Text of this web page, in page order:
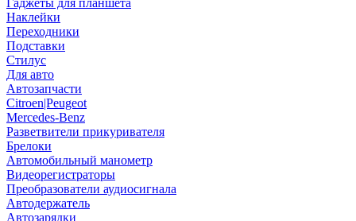
Гаджеты для планшета
Наклейки
Переходники
Подставки
Стилус
Для авто
Автозапчасти
Citroen|Peugeot
Mercedes-Benz
Разветвители прикуривателя
Брелоки
Автомобильный манометр
Видеорегистраторы
Преобразователи аудиосигнала
Автодержатель
Автозарядки